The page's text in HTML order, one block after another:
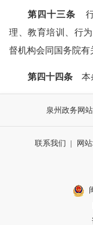
第四十三条 行
理、教育培训、行
督机构会同国务院有
第四十四条本条
泉州政务网站
联系我们 | 网